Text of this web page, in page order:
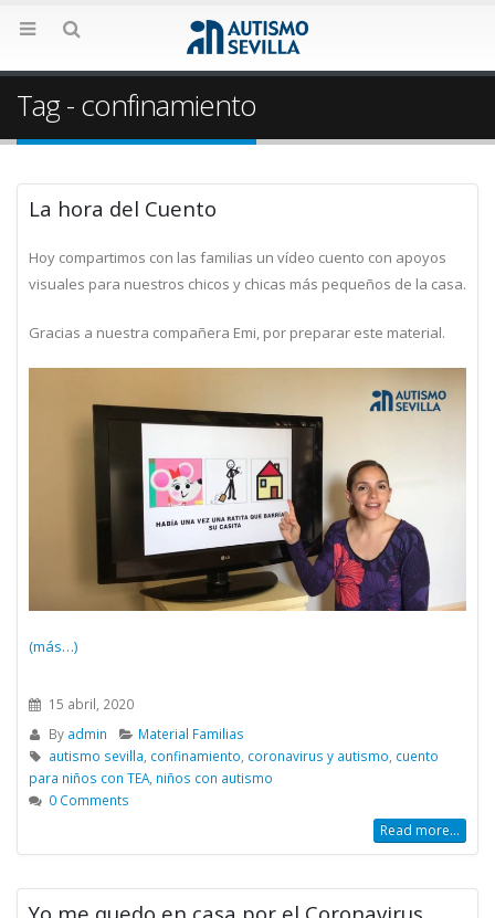
Tag - confinamiento
La hora del Cuento
Hoy compartimos con las familias un vídeo cuento con apoyos
visuales para nuestros chicos y chicas más pequeños de la casa.
Gracias a nuestra compañera Emi, por preparar este material.
(más…)
15 abril, 2020
By admin
Material Familias
autismo sevilla, confinamiento, coronavirus y autismo, cuento
para niños con TEA, niños con autismo
0 Comments
Read more...